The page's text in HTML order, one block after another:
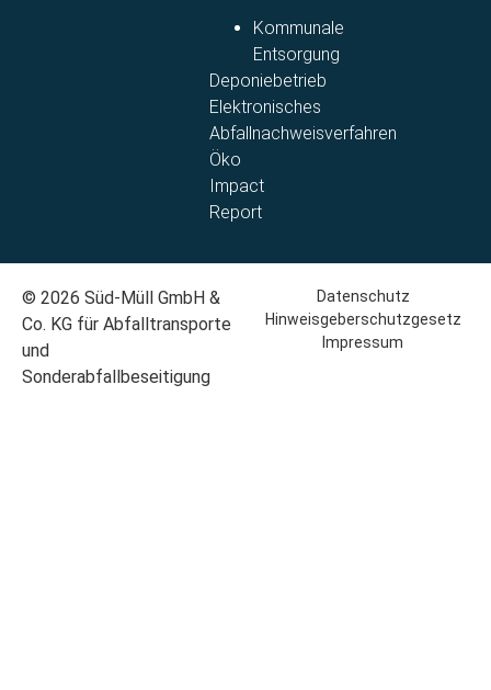
Kommunale
Entsorgung​
Deponiebetrieb
Elektronisches
Abfallnachweisverfahren
Öko
Impact
Report
© 2026 Süd-Müll GmbH &
Co. KG für Abfalltransporte
und
Sonderabfallbeseitigung
Datenschutz
Hinweisgeberschutzgesetz
Impressum